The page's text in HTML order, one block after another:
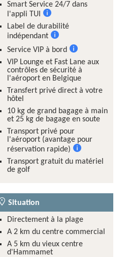
Smart Service 24/7 dans
l'appli TUI
Plus
d'informations
Label de durabilité
indépendant
d'informations
Service VIP à bord
Plus
d'informations
VIP Lounge et Fast Lane aux
contrôles de sécurité à
l'aéroport en Belgique
Transfert privé direct à votre
hôtel
10 kg de grand bagage à main
et 25 kg de bagage en soute
Transport privé pour
l'aéroport (avantage pour
réservation rapide)
Transport gratuit du matériel
de golf
Situation
Directement à la plage
A 2 km du centre commercial
A 5 km du vieux centre
d'Hammamet